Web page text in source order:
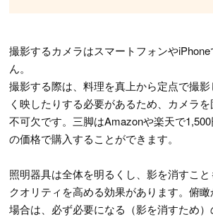
撮影するカメラはスマートフォンや
ん。
撮影する際は、料理を真上から定点で撮
く映したりする必要があるため、カメラ
不可欠です。三脚はAmazonや楽天で
の価格で購入することができます。
照明器具は全体を明るくし、影を消すこ
クオリティを高める効果があります。俯
場合は、必ず必要になる（影を消すため